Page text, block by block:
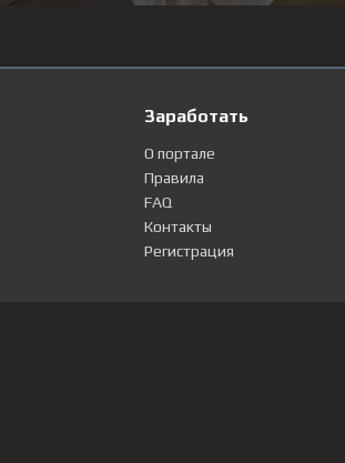
Заработать
О портале
Правила
FAQ
Контакты
Регистрация